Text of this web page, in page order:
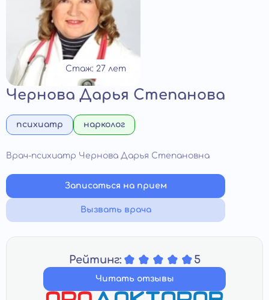
Стаж: 27 лет
Чернова Дарья Степанова
психиатр нарколог
Врач-психиатр Чернова Дарья Степановна
Записаться на прием
Вызвать врача
Рейтинг: 5
Читать отзывы